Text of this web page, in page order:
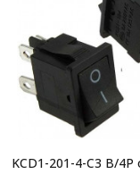
KCD1-201-4-C3 B/